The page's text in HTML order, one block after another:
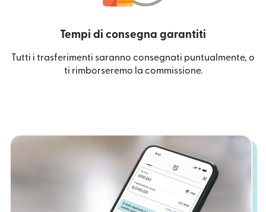
Tempi di consegna garantiti
Tutti i trasferimenti saranno consegnati puntualmente, o
ti rimborseremo la commissione.